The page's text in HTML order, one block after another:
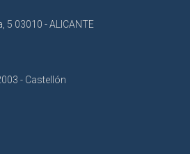
5 03010 - ALICANTE
- Castellón